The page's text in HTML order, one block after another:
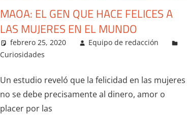
MAOA: EL GEN QUE HACE FELICES A
LAS MUJERES EN EL MUNDO
febrero 25, 2020
Equipo de redacción
Curiosidades
Un estudio reveló que la felicidad en las mujeres
no se debe precisamente al dinero, amor o
placer por las